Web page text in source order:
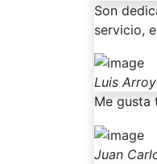
Son
servicio,
Luis
Me gusta
Juan